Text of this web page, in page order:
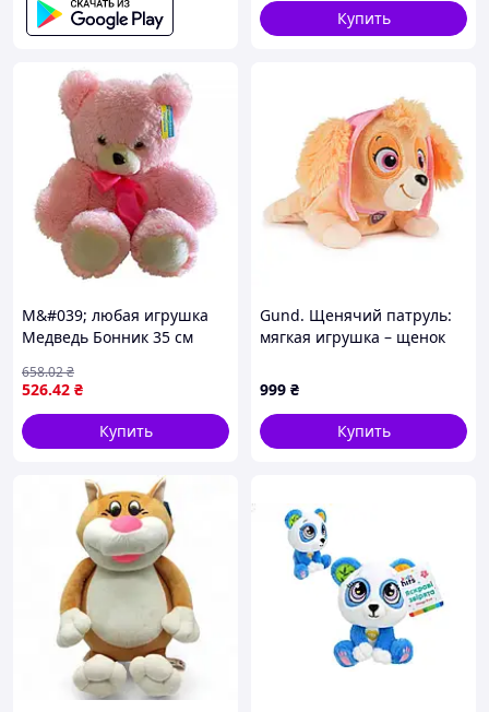
Купить
М&#039; любая игрушка
Медведь Бонник 35 см
526.42 ₴
658.02₴
Купить
Gund. Щенячий патруль:
мягкая игрушка – щенок
шапкой (20 см)
999 ₴
Купить